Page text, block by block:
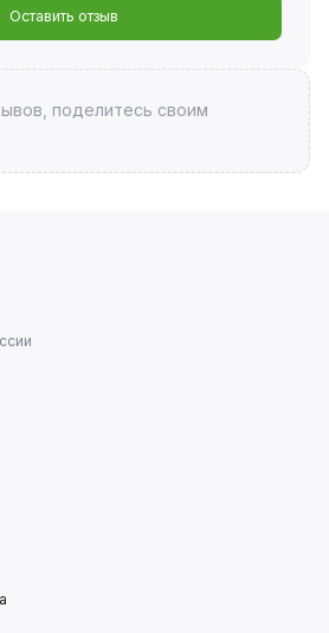
Оставить отзыв
поделитесь своим